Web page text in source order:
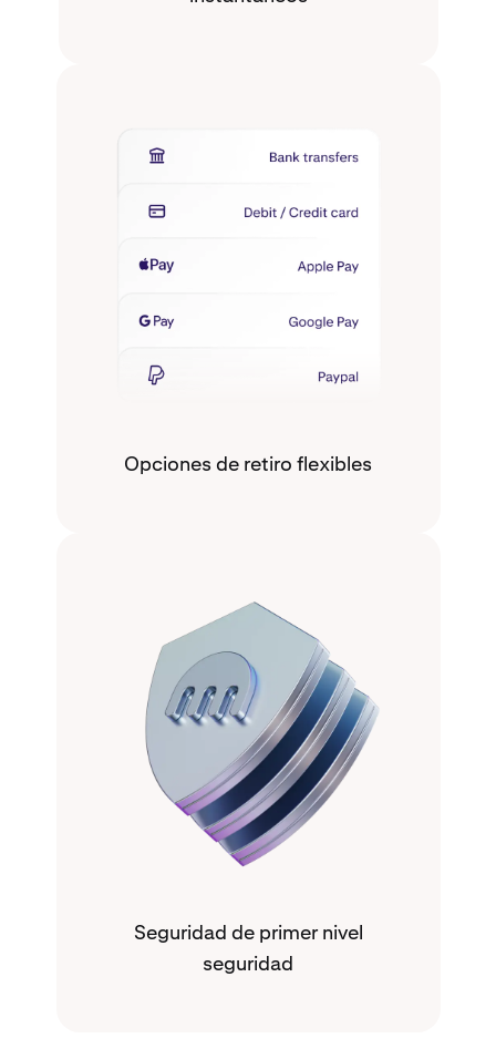
Opciones de retiro flexibles
Seguridad de primer nivel
seguridad